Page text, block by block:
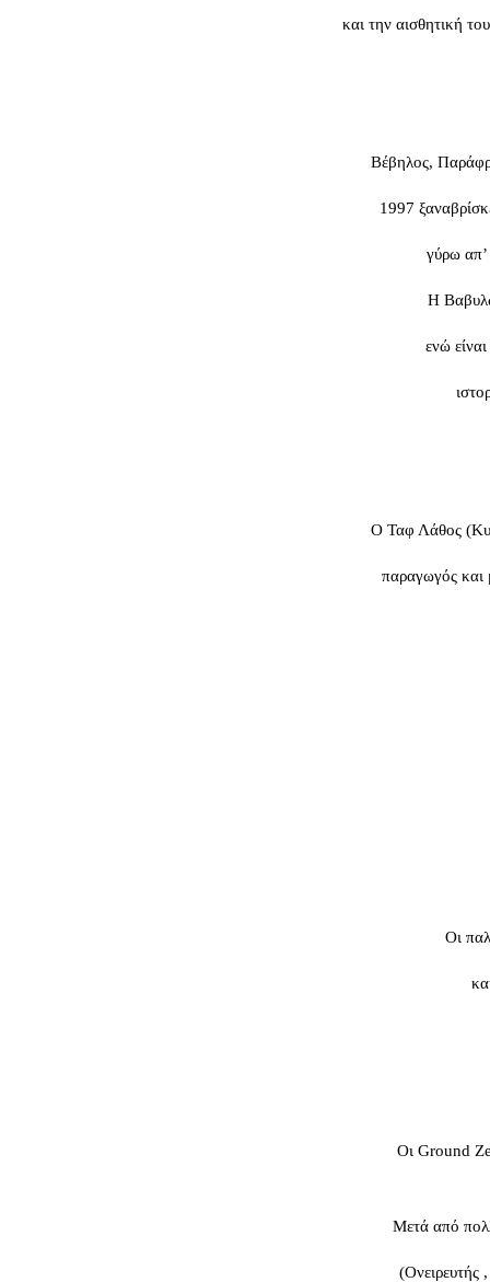
και την αισθητική
Βέβηλος,
1997
γύρω απ’
Η
ενώ
Ο Ταφ Λάθος
παραγωγός και
Οι
Οι Ground
Μετά από
(Ονειρευτής